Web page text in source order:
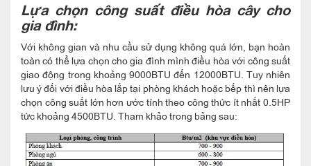
Lựa chọn công suất điều hòa cây cho
gia đình:
Với không gian và nhu cầu sử dụng không quá lớn, bạn hoàn
toàn có thể lựa chọn cho gia đình mình điều hòa với công suất
giao động trong khoảng 9000BTU đến 12000BTU. Tuy nhiên
lưu ý đối với điều hòa lắp tại phòng khách hoặc bếp thì nên lựa
chọn công suất lớn hơn ước tính theo công thức ít nhất 0.5HP
tức khoảng 4500BTU. Tham khảo trong bảng sau: